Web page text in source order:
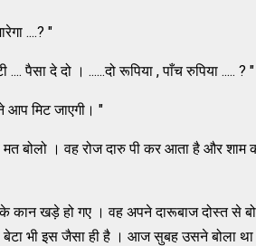
....? "
.... पैसा दे दो । ......दो रूपिया , पाँच रुपिया ..... ? "
आप मिट जाएगी। "
बोलो । वह रोज दारु पी कर आता है और शाम
कान खड़े हो गए । वह अपने दारूबाज दोस्त से
बेटा भी इस जैसा ही है । आज सुबह उसने बोला